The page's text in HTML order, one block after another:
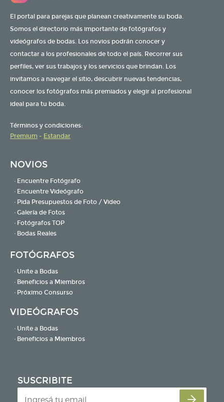
El portal para parejas que planean creativamente su boda.
Somos el directorio más importante de fotógrafos y
videógrafos de bodas. Los novios podrán conocer y
contactar a los profesionales de todo el país. Recorrer sus
perfiles, ver sus trabajos y los servicios que brindan. Los
invitamos a navegar el sitio, descubrir nuevas tendencias,
conocer los fotógrafos más premiados y elegir al profesional
ideal para tu boda.
Términos y condiciones:
Premium - Estandar
NOVIOS
· Encuentre Fotógrafo
· Encuentre Videógrafo
· Pida Presupuestos de Foto / Video
· Galería de Fotos
· Fotógrafos TOP
· Bodas Reales
FOTÓGRAFOS
· Unite a Bodas
· Beneficios a Miembros
· Próximo Consurso
VIDEÓGRAFOS
· Unite a Bodas
· Beneficios a Miembros
SUSCRIBITE